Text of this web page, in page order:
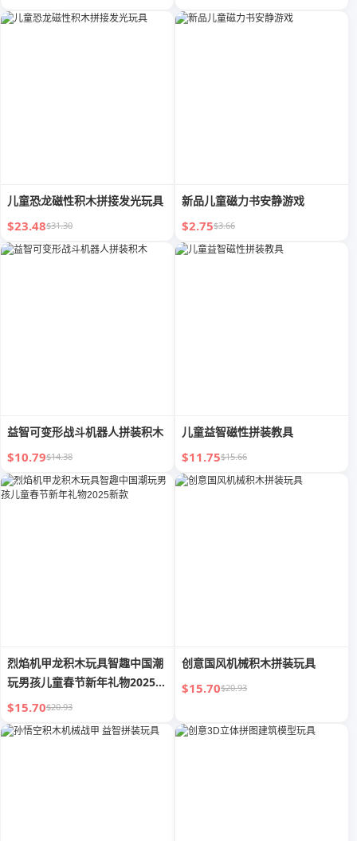
儿童恐龙磁性积木拼接发光玩具
$23.48$31.30
新品儿童磁力书安静游戏
$2.75$3.66
益智可变形战斗机器人拼装积木
$10.79$14.38
儿童益智磁性拼装教具
$11.75$15.66
烈焰机甲龙积木玩具智趣中国潮
玩男孩儿童春节新年礼物2025新
款
$15.70$20.93
创意国风机械积木拼装玩具
$15.70$20.93